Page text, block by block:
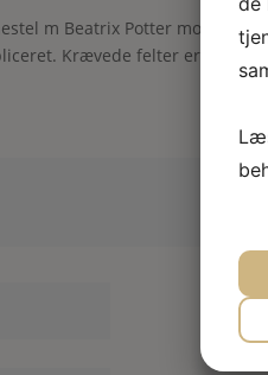
m Beatrix Potter motiv”
Krævede felter er